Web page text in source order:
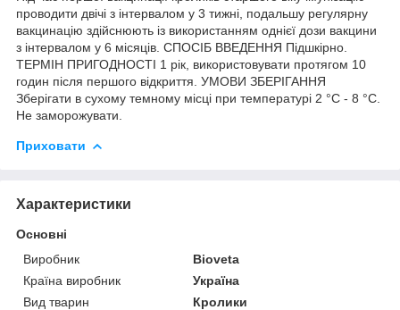
проводити двічі з інтервалом у 3 тижні, подальшу регулярну
вакцинацію здійснюють із використанням однієї дози вакцини
з інтервалом у 6 місяців. СПОСІБ ВВЕДЕННЯ Підшкірно.
ТЕРМІН ПРИГОДНОСТІ 1 рік, використовувати протягом 10
годин після першого відкриття. УМОВИ ЗБЕРІГАННЯ
Зберігати в сухому темному місці при температурі 2 °C - 8 °C.
Не заморожувати.
Приховати
Характеристики
Основні
Виробник
Bioveta
Країна виробник
Україна
Вид тварин
Кролики